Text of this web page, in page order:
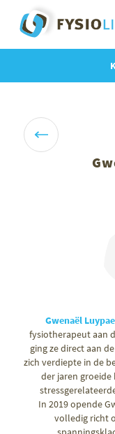
Gwenaël
fysiotherapeut aan
ging ze direct aan
zich verdiepte in de
der jaren
In 2019 opende
volledig richt